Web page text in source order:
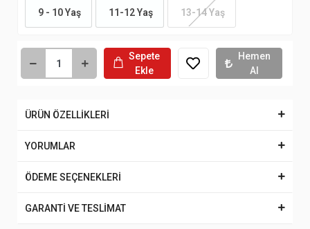
9 - 10 Yaş 11-12 Yaş 13-14 Yaş
Sepete
Ekle
Hemen
Al
ÜRÜN ÖZELLİKLERİ
YORUMLAR
ÖDEME SEÇENEKLERİ
GARANTİ VE TESLİMAT